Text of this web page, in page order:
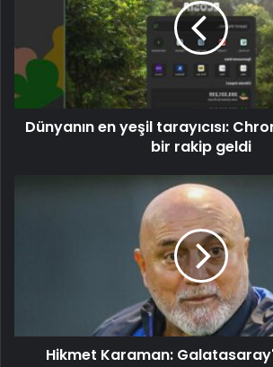
Dünyanın en yeşil tarayıcısı:
bir rakip geldi
Hikmet Karaman: